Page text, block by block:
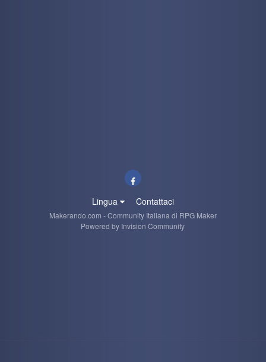
Lingua Contattaci
Makerando.com - Community Italiana di RPG Maker
Powered by Invision Community